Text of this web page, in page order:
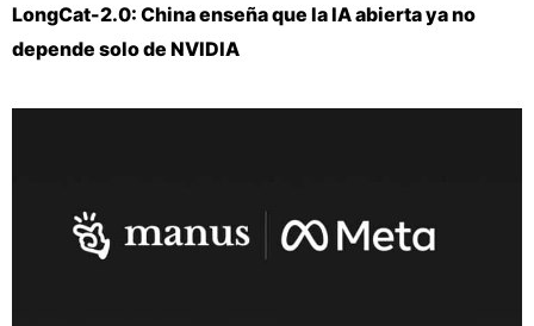
LongCat-2.0: China enseña que la IA abierta ya no
depende solo de NVIDIA